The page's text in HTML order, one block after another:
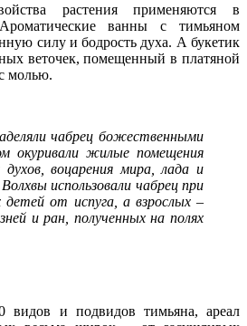
растения применяются в
ванны с тимьяном
силу и бодрость духа. А букетик
веточек, помещенный в платяной
молью.
чабрец божественными
окуривали жилые помещения
духов, воцарения мира, лада и
использовали чабрец при
детей от испуга, а взрослых –
и ран, полученных на полях
видов и подвидов тимьяна, ареал